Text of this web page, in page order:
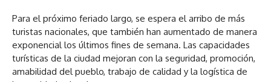
Para el próximo feriado largo, se espera el arribo de más
turistas nacionales, que también han aumentado de manera
exponencial los últimos fines de semana. Las capacidades
turísticas de la ciudad mejoran con la seguridad, promoción,
amabilidad del pueblo, trabajo de calidad y la logística de